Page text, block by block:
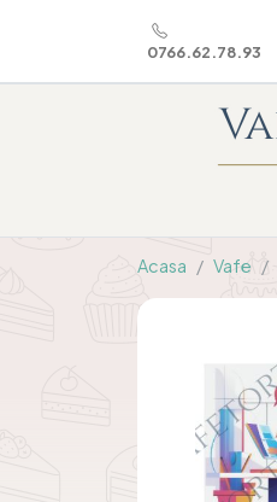
0766.62.78.93
Acasa Vafe